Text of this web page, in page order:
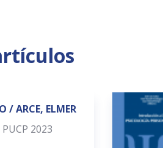
/ ARCE, ELMER
2023